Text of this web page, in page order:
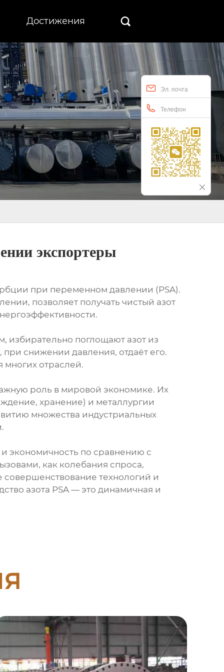
Достижения 
Эл. почта
Телефон
экспортеры
при переменном давлении (PSA).
позволяет получать чистый азот
избирательно поглощают азот из
при снижении давления, отдаёт его.
многих отраслей.
роль в мировой экономике. Их
хранение) и металлургии
множества индустриальных
экономичность по сравнению с
как колебания спроса,
технологий и
азота PSA — это динамичная и